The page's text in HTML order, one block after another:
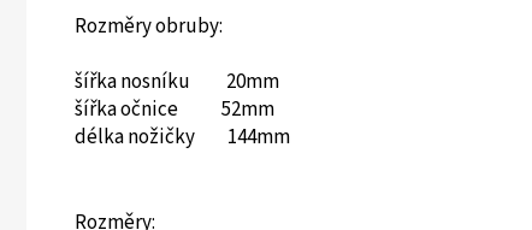
Rozměry obruby:
šířka nosníku 20mm
šířka očnice 52mm
délka nožičky 144mm
Rozměry: